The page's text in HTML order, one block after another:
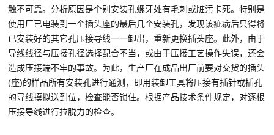
触不可靠。分析原因是个别安装孔螺牙处有毛刺或脏污卡死。特别是
使用厂已电装到一个插头座的最后几个安装孔，发现该疵病后只得将
已安装好的其它孔压接导线一一卸出，重新更换插头座。此外，由于
导线线径与压接孔径选择配合不当，或由于压接工艺操作失误，还会
造成压接端不牢的事故。为此，生产厂在成品出厂前要对交货的插头
(座)的样品所有安装孔进行通测，即用装卸工具将压接有插针或插孔
的导线摸拟送到位，检查能否锁住。根据产品技术条件规定，对逐根
压接导线进行拉脱力的检查。